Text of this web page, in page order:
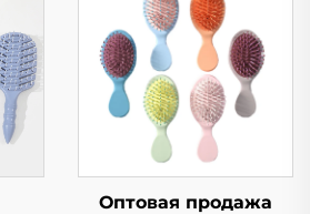
Оптовая продажа